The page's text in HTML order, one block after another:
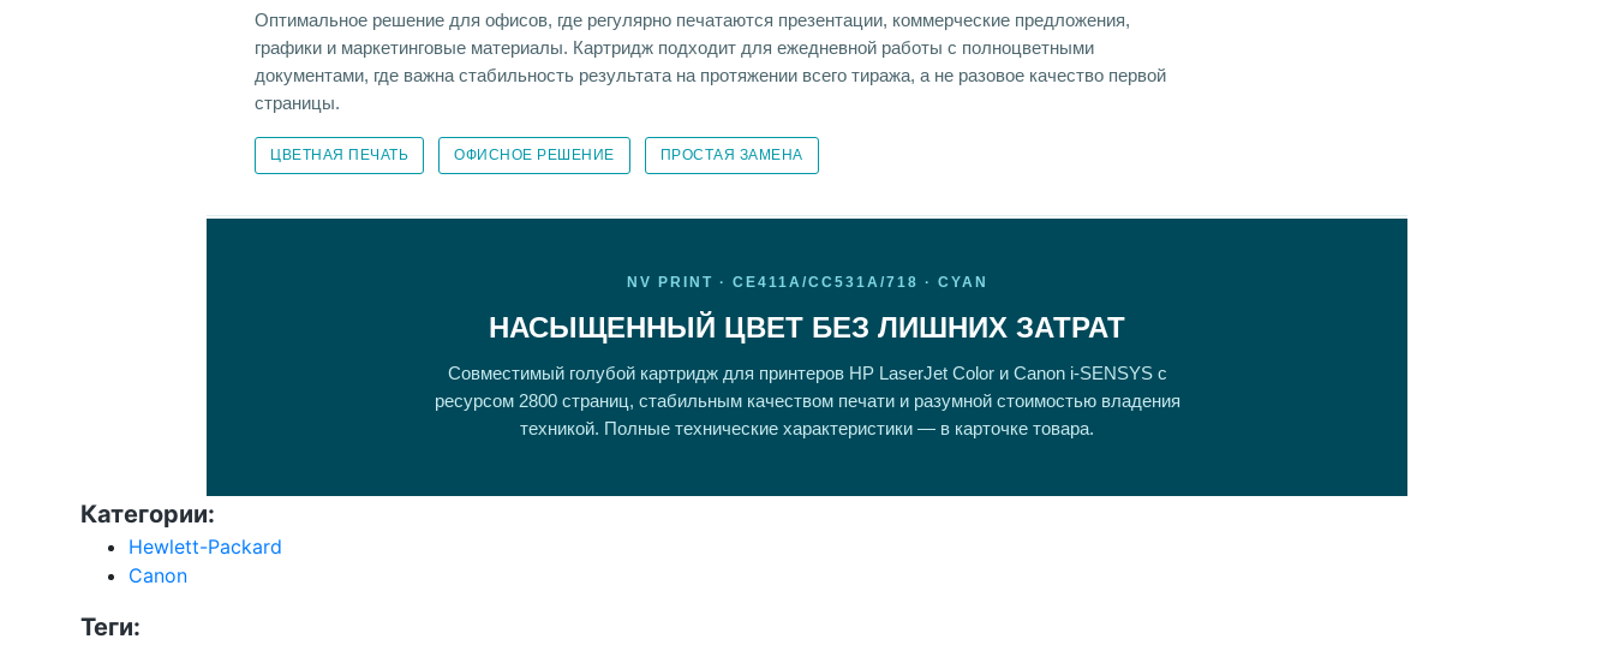
Оптимальное решение для офисов, где регулярно печатаются презентации, коммерческие предложения,
графики и маркетинговые материалы. Картридж подходит для ежедневной работы с полноцветными
документами, где важна стабильность результата на протяжении всего тиража, а не разовое качество первой
страницы.
ЦВЕТНАЯ ПЕЧАТЬ ОФИСНОЕ РЕШЕНИЕ ПРОСТАЯ ЗАМЕНА
NV PRINT · CE411A/CC531A/718 · CYAN
НАСЫЩЕННЫЙ ЦВЕТ БЕЗ ЛИШНИХ ЗАТРАТ
Совместимый голубой картридж для принтеров HP LaserJet Color и Canon i-SENSYS с
ресурсом 2800 страниц, стабильным качеством печати и разумной стоимостью владения
техникой. Полные технические характеристики — в карточке товара.
Категории:
Hewlett-Packard
Canon
Теги: